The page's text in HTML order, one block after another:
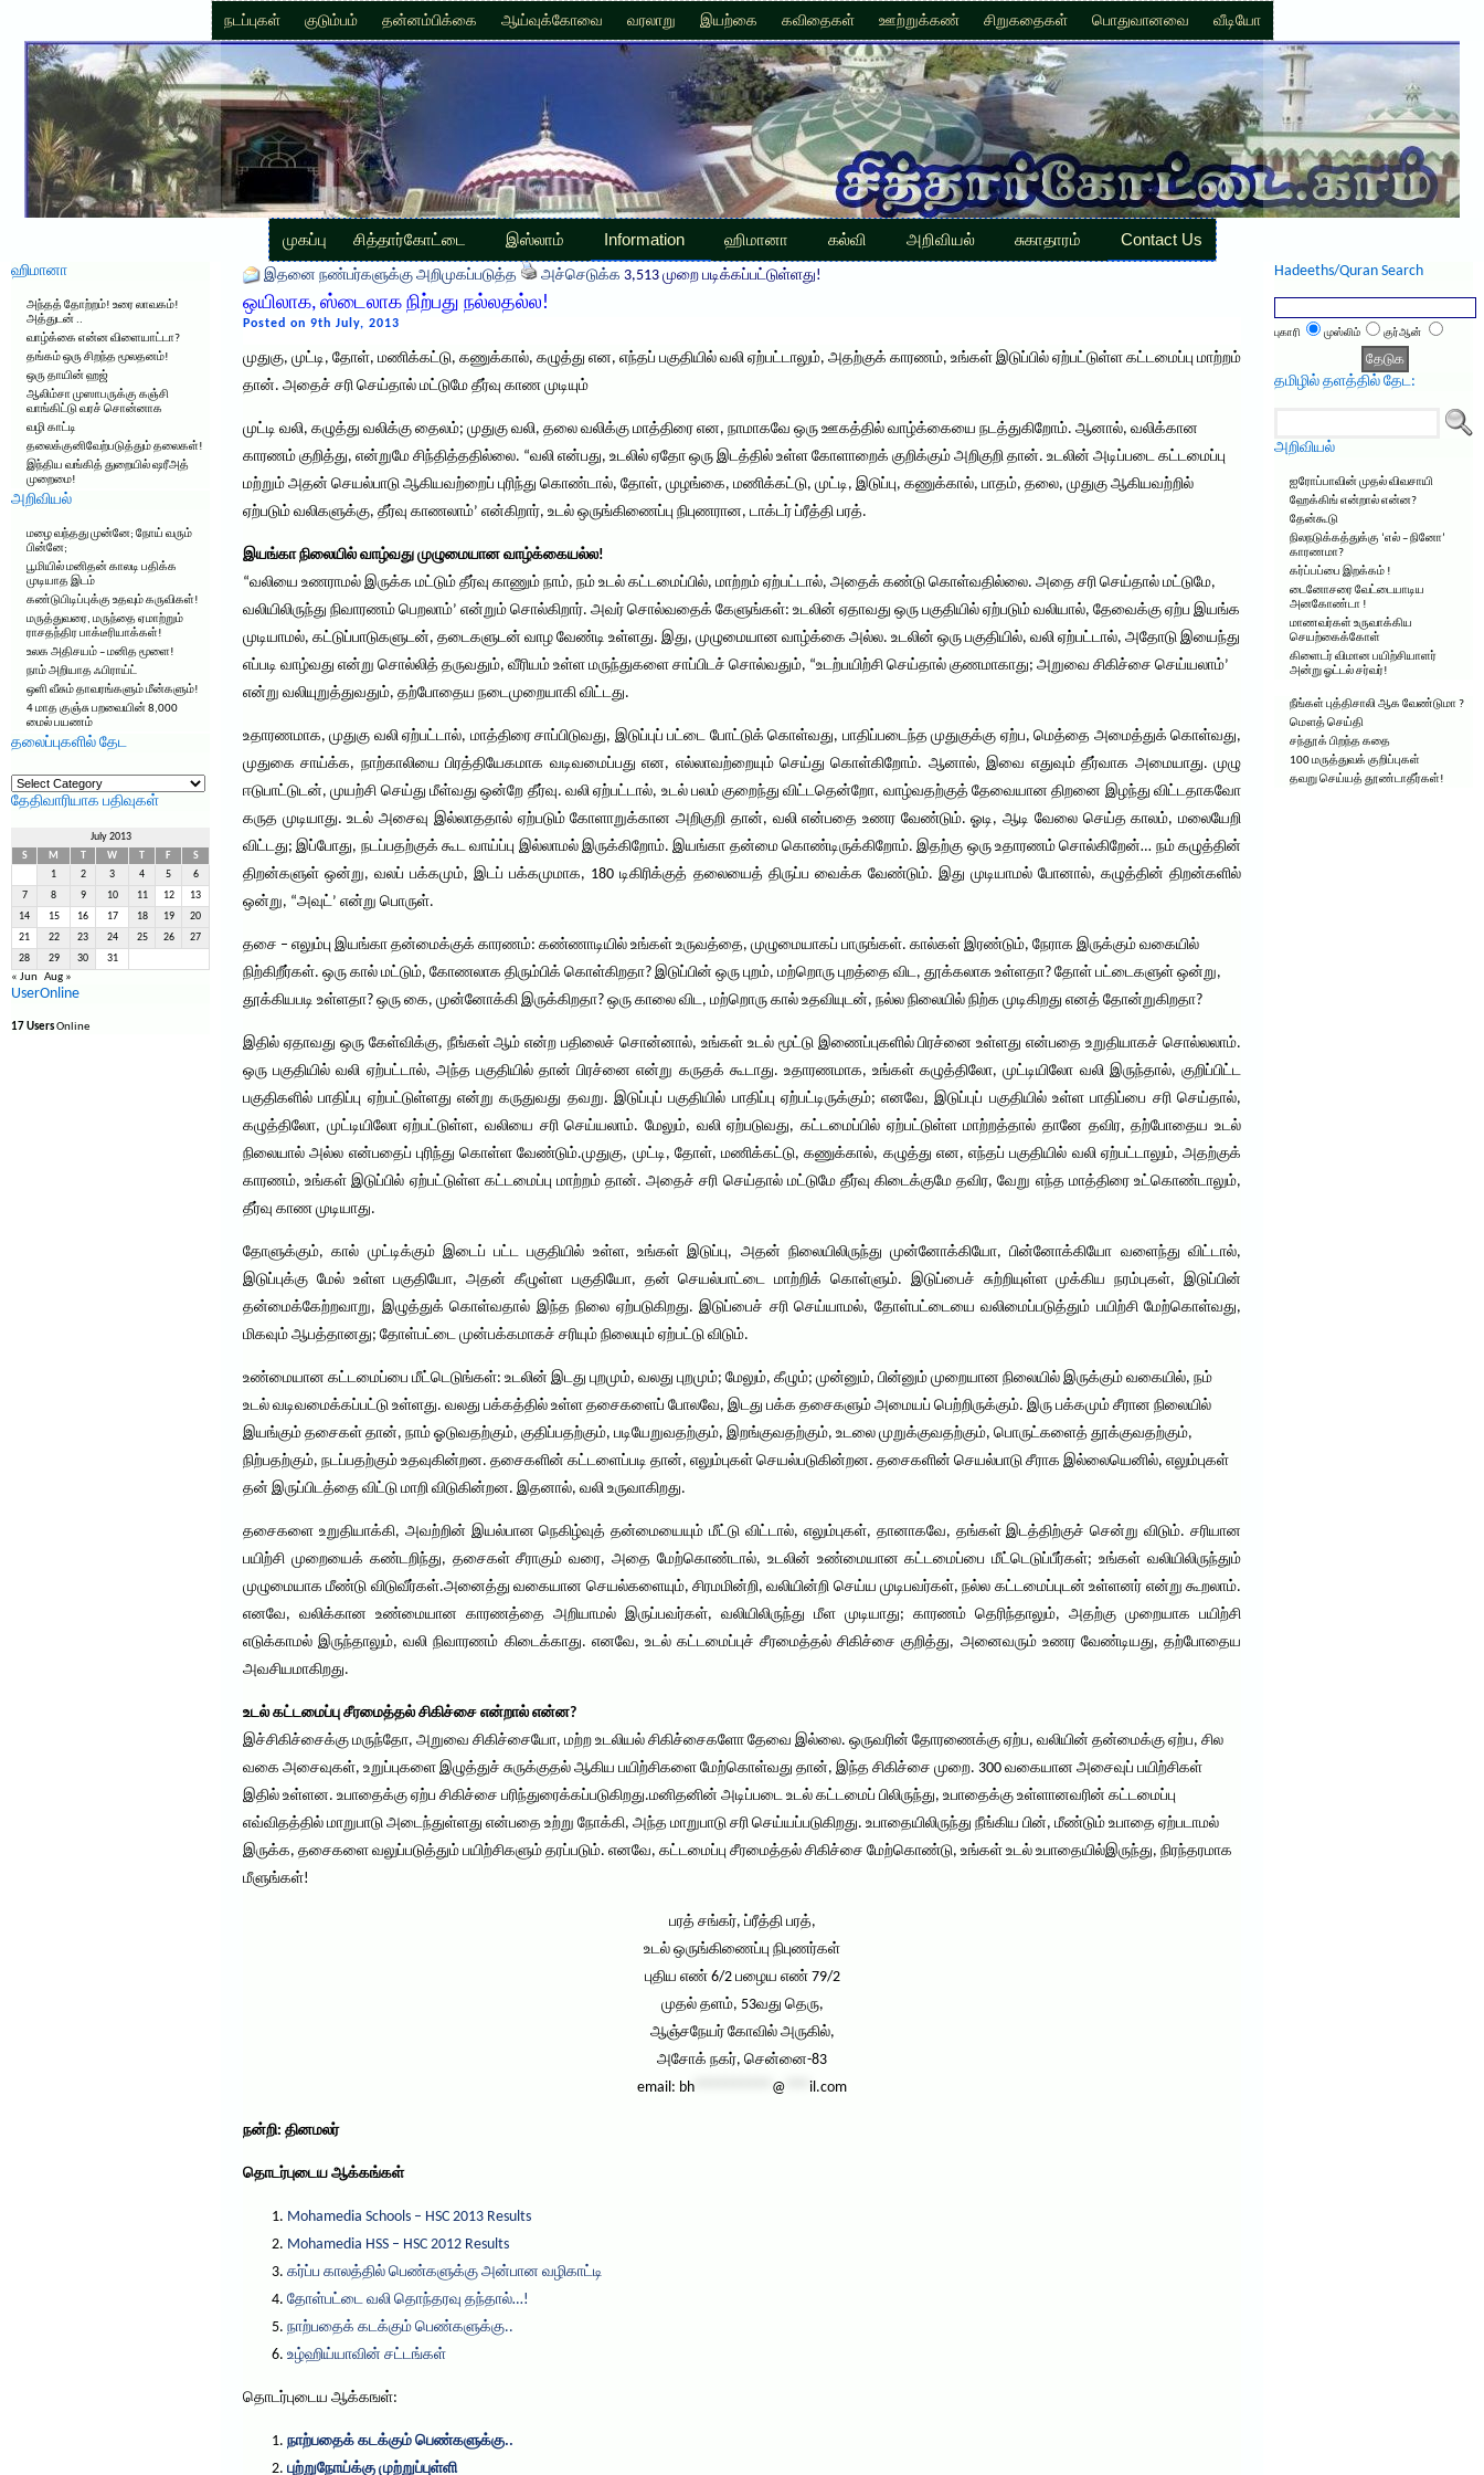
நடப்புகள் குடும்பம் தன்னம்பிக்கை ஆய்வுக்கோவை வரலாறு இயற்கை கவிதைகள் ஊற்றுக்கண் சிறுகதைகள் பொதுவானவை வீடியோ
முகப்பு சித்தார்கோட்டை இஸ்லாம் Information ஹிமானா கல்வி அறிவியல் சுகாதாரம் Contact Us
ஹிமானா
அந்தத் தோற்றம்! உரை லாவகம்!
அத்துடன் ..
வாழ்க்கை என்ன விளையாட்டா?
தங்கம் ஒரு சிறந்த மூலதனம்!
ஒரு தாயின் ஹஜ்
ஆலிம்சா முஸாபருக்கு கஞ்சி
வாங்கிட்டு வரச் சொன்னாக
வழி காட்டி
தலைக்குனிவேற்படுத்தும் தலைகள்!
இந்திய வங்கித் துறையில் ஷரீஅத்
முறைமை!
அறிவியல்
மழை வந்தது முன்னே; நோய் வரும்
பின்னே;
பூமியில் மனிதன் காலடி பதிக்க
முடியாத இடம்
கண்டுபிடிப்புக்கு உதவும் கருவிகள்!
மருத்துவரை, மருந்தை ஏமாற்றும்
ராசதந்திர பாக்டீரியாக்கள்!
உலக அதிசயம் – மனித மூளை!
நாம் அறியாத ஃபிராய்ட்
ஒளி வீசும் தாவரங்களும் மீன்களும்!
4 மாத குஞ்சு பறவையின் 8,000
மைல் பயணம்
தலைப்புகளில் தேட
தலைப்புகளில்
தேட
தேதிவாரியாக பதிவுகள்
July 2013
S
M W F
S
1
2 3 4 5 6
7 8 9 10 11 12 13
14 15 16 17 18 19 20
21 22 23 24 25 26 27
28 29 30 31
« Jun Aug »
UserOnline
17 UsersOnline
இதனை நண்பர்களுக்கு அறிமுகப்படுத்த அச்செடுக்க 3,513 முறை படிக்கப்பட்டுள்ளது!
ஒயிலாக, ஸ்டைலாக நிற்பது நல்லதல்ல!
Posted on 9th July, 2013
முதுகு, முட்டி, தோள், மணிக்கட்டு, கணுக்கால், கழுத்து என, எந்தப் பகுதியில் வலி ஏற்பட்டாலும், அதற்குக் காரணம், உங்கள் இடுப்பில் ஏற்பட்டுள்ள கட்டமைப்பு மாற்றம்
தான். அதைச் சரி செய்தால் மட்டுமே தீர்வு காண முடியும்
முட்டி வலி, கழுத்து வலிக்கு தைலம்; முதுகு வலி, தலை வலிக்கு மாத்திரை என, நாமாகவே ஒரு ஊகத்தில் வாழ்க்கையை நடத்துகிறோம். ஆனால், வலிக்கான
காரணம் குறித்து, என்றுமே சிந்தித்ததில்லை. “வலி என்பது, உடலில் ஏதோ ஒரு இடத்தில் உள்ள கோளாறைக் குறிக்கும் அறிகுறி தான். உடலின் அடிப்படை கட்டமைப்பு
மற்றும் அதன் செயல்பாடு ஆகியவற்றைப் புரிந்து கொண்டால், தோள், முழங்கை, மணிக்கட்டு, முட்டி, இடுப்பு, கணுக்கால், பாதம், தலை, முதுகு ஆகியவற்றில்
ஏற்படும் வலிகளுக்கு, தீர்வு காணலாம்’ என்கிறார், உடல் ஒருங்கிணைப்பு நிபுணரான, டாக்டர் ப்ரீத்தி பரத்.
இயங்கா நிலையில் வாழ்வது முழுமையான வாழ்க்கையல்ல!
“வலியை உணராமல் இருக்க மட்டும் தீர்வு காணும் நாம், நம் உடல் கட்டமைப்பில், மாற்றம் ஏற்பட்டால், அதைக் கண்டு கொள்வதில்லை. அதை சரி செய்தால் மட்டுமே,
வலியிலிருந்து நிவாரணம் பெறலாம்’ என்றும் சொல்கிறார். அவர் சொல்வதைக் கேளுங்கள்: உடலின் ஏதாவது ஒரு பகுதியில் ஏற்படும் வலியால், தேவைக்கு ஏற்ப இயங்க
முடியாமல், கட்டுப்பாடுகளுடன், தடைகளுடன் வாழ வேண்டி உள்ளது. இது, முழுமையான வாழ்க்கை அல்ல. உடலின் ஒரு பகுதியில், வலி ஏற்பட்டால், அதோடு இயைந்து
எப்படி வாழ்வது என்று சொல்லித் தருவதும், வீரியம் உள்ள மருந்துகளை சாப்பிடச் சொல்வதும், “உடற்பயிற்சி செய்தால் குணமாகாது; அறுவை சிகிச்சை செய்யலாம்’
என்று வலியுறுத்துவதும், தற்போதைய நடைமுறையாகி விட்டது.
உதாரணமாக, முதுகு வலி ஏற்பட்டால், மாத்திரை சாப்பிடுவது, இடுப்புப் பட்டை போட்டுக் கொள்வது, பாதிப்படைந்த முதுகுக்கு ஏற்ப, மெத்தை அமைத்துக் கொள்வது,
முதுகை சாய்க்க, நாற்காலியை பிரத்தியேகமாக வடிவமைப்பது என, எல்லாவற்றையும் செய்து கொள்கிறோம். ஆனால், இவை எதுவும் தீர்வாக அமையாது. முழு
ஈடுபாட்டுடன், முயற்சி செய்து மீள்வது ஒன்றே தீர்வு. வலி ஏற்பட்டால், உடல் பலம் குறைந்து விட்டதென்றோ, வாழ்வதற்குத் தேவையான திறனை இழந்து விட்டதாகவோ
கருத முடியாது. உடல் அசைவு இல்லாததால் ஏற்படும் கோளாறுக்கான அறிகுறி தான், வலி என்பதை உணர வேண்டும். ஓடி, ஆடி வேலை செய்த காலம், மலையேறி
விட்டது; இப்போது, நடப்பதற்குக் கூட வாய்ப்பு இல்லாமல் இருக்கிறோம். இயங்கா தன்மை கொண்டிருக்கிறோம். இதற்கு ஒரு உதாரணம் சொல்கிறேன்… நம் கழுத்தின்
திறன்களுள் ஒன்று, வலப் பக்கமும், இடப் பக்கமுமாக, 180 டிகிரிக்குத் தலையைத் திருப்ப வைக்க வேண்டும். இது முடியாமல் போனால், கழுத்தின் திறன்களில்
ஒன்று, “அவுட்’ என்று பொருள்.
தசை – எலும்பு இயங்கா தன்மைக்குக் காரணம்: கண்ணாடியில் உங்கள் உருவத்தை, முழுமையாகப் பாருங்கள். கால்கள் இரண்டும், நேராக இருக்கும் வகையில்
நிற்கிறீர்கள். ஒரு கால் மட்டும், கோணலாக திரும்பிக் கொள்கிறதா? இடுப்பின் ஒரு புறம், மற்றொரு புறத்தை விட, தூக்கலாக உள்ளதா? தோள் பட்டைகளுள் ஒன்று,
தூக்கியபடி உள்ளதா? ஒரு கை, முன்னோக்கி இருக்கிறதா? ஒரு காலை விட, மற்றொரு கால் உதவியுடன், நல்ல நிலையில் நிற்க முடிகிறது எனத் தோன்றுகிறதா?
இதில் ஏதாவது ஒரு கேள்விக்கு, நீங்கள் ஆம் என்ற பதிலைச் சொன்னால், உங்கள் உடல் மூட்டு இணைப்புகளில் பிரச்னை உள்ளது என்பதை உறுதியாகச் சொல்லலாம்.
ஒரு பகுதியில் வலி ஏற்பட்டால், அந்த பகுதியில் தான் பிரச்னை என்று கருதக் கூடாது. உதாரணமாக, உங்கள் கழுத்திலோ, முட்டியிலோ வலி இருந்தால், குறிப்பிட்ட
பகுதிகளில் பாதிப்பு ஏற்பட்டுள்ளது என்று கருதுவது தவறு. இடுப்புப் பகுதியில் பாதிப்பு ஏற்பட்டிருக்கும்; எனவே, இடுப்புப் பகுதியில் உள்ள பாதிப்பை சரி செய்தால்,
கழுத்திலோ, முட்டியிலோ ஏற்பட்டுள்ள, வலியை சரி செய்யலாம். மேலும், வலி ஏற்படுவது, கட்டமைப்பில் ஏற்பட்டுள்ள மாற்றத்தால் தானே தவிர, தற்போதைய உடல்
நிலையால் அல்ல என்பதைப் புரிந்து கொள்ள வேண்டும்.முதுகு, முட்டி, தோள், மணிக்கட்டு, கணுக்கால், கழுத்து என, எந்தப் பகுதியில் வலி ஏற்பட்டாலும், அதற்குக்
காரணம், உங்கள் இடுப்பில் ஏற்பட்டுள்ள கட்டமைப்பு மாற்றம் தான். அதைச் சரி செய்தால் மட்டுமே தீர்வு கிடைக்குமே தவிர, வேறு எந்த மாத்திரை உட்கொண்டாலும்,
தீர்வு காண முடியாது.
தோளுக்கும், கால் முட்டிக்கும் இடைப் பட்ட பகுதியில் உள்ள, உங்கள் இடுப்பு, அதன் நிலையிலிருந்து முன்னோக்கியோ, பின்னோக்கியோ வளைந்து விட்டால்,
இடுப்புக்கு மேல் உள்ள பகுதியோ, அதன் கீழுள்ள பகுதியோ, தன் செயல்பாட்டை மாற்றிக் கொள்ளும். இடுப்பைச் சுற்றியுள்ள முக்கிய நரம்புகள், இடுப்பின்
தன்மைக்கேற்றவாறு, இழுத்துக் கொள்வதால் இந்த நிலை ஏற்படுகிறது. இடுப்பைச் சரி செய்யாமல், தோள்பட்டையை வலிமைப்படுத்தும் பயிற்சி மேற்கொள்வது,
மிகவும் ஆபத்தானது; தோள்பட்டை முன்பக்கமாகச் சரியும் நிலையும் ஏற்பட்டு விடும்.
உண்மையான கட்டமைப்பை மீட்டெடுங்கள்: உடலின் இடது புறமும், வலது புறமும்; மேலும், கீழும்; முன்னும், பின்னும் முறையான நிலையில் இருக்கும் வகையில், நம்
உடல் வடிவமைக்கப்பட்டு உள்ளது. வலது பக்கத்தில் உள்ள தசைகளைப் போலவே, இடது பக்க தசைகளும் அமையப் பெற்றிருக்கும். இரு பக்கமும் சீரான நிலையில்
இயங்கும் தசைகள் தான், நாம் ஓடுவதற்கும், குதிப்பதற்கும், படியேறுவதற்கும், இறங்குவதற்கும், உடலை முறுக்குவதற்கும், பொருட்களைத் தூக்குவதற்கும்,
நிற்பதற்கும், நடப்பதற்கும் உதவுகின்றன. தசைகளின் கட்டளைப்படி தான், எலும்புகள் செயல்படுகின்றன. தசைகளின் செயல்பாடு சீராக இல்லையெனில், எலும்புகள்
தன் இருப்பிடத்தை விட்டு மாறி விடுகின்றன. இதனால், வலி உருவாகிறது.
தசைகளை உறுதியாக்கி, அவற்றின் இயல்பான நெகிழ்வுத் தன்மையையும் மீட்டு விட்டால், எலும்புகள், தானாகவே, தங்கள் இடத்திற்குச் சென்று விடும். சரியான
பயிற்சி முறையைக் கண்டறிந்து, தசைகள் சீராகும் வரை, அதை மேற்கொண்டால், உடலின் உண்மையான கட்டமைப்பை மீட்டெடுப்பீர்கள்; உங்கள் வலியிலிருந்தும்
முழுமையாக மீண்டு விடுவீர்கள்.அனைத்து வகையான செயல்களையும், சிரமமின்றி, வலியின்றி செய்ய முடிபவர்கள், நல்ல கட்டமைப்புடன் உள்ளனர் என்று கூறலாம்.
எனவே, வலிக்கான உண்மையான காரணத்தை அறியாமல் இருப்பவர்கள், வலியிலிருந்து மீள முடியாது; காரணம் தெரிந்தாலும், அதற்கு முறையாக பயிற்சி
எடுக்காமல் இருந்தாலும், வலி நிவாரணம் கிடைக்காது. எனவே, உடல் கட்டமைப்புச் சீரமைத்தல் சிகிச்சை குறித்து, அனைவரும் உணர வேண்டியது, தற்போதைய
அவசியமாகிறது.
உடல் கட்டமைப்பு சீரமைத்தல் சிகிச்சை என்றால் என்ன?
இச்சிகிச்சைக்கு மருந்தோ, அறுவை சிகிச்சையோ, மற்ற உடலியல் சிகிச்சைகளோ தேவை இல்லை. ஒருவரின் தோரணைக்கு ஏற்ப, வலியின் தன்மைக்கு ஏற்ப, சில
வகை அசைவுகள், உறுப்புகளை இழுத்துச் சுருக்குதல் ஆகிய பயிற்சிகளை மேற்கொள்வது தான், இந்த சிகிச்சை முறை. 300 வகையான அசைவுப் பயிற்சிகள்
இதில் உள்ளன. உபாதைக்கு ஏற்ப சிகிச்சை பரிந்துரைக்கப்படுகிறது.மனிதனின் அடிப்படை உடல் கட்டமைப் பிலிருந்து, உபாதைக்கு உள்ளானவரின் கட்டமைப்பு
எவ்விதத்தில் மாறுபாடு அடைந்துள்ளது என்பதை உற்று நோக்கி, அந்த மாறுபாடு சரி செய்யப்படுகிறது. உபாதையிலிருந்து நீங்கிய பின், மீண்டும் உபாதை ஏற்படாமல்
இருக்க, தசைகளை வலுப்படுத்தும் பயிற்சிகளும் தரப்படும். எனவே, கட்டமைப்பு சீரமைத்தல் சிகிச்சை மேற்கொண்டு, உங்கள் உடல் உபாதையில்இருந்து, நிரந்தரமாக
மீளுங்கள்!
பரத் சங்கர், ப்ரீத்தி பரத்,
உடல் ஒருங்கிணைப்பு நிபுணர்கள்
புதிய எண் 6/2 பழைய எண் 79/2
முதல் தளம், 53வது தெரு,
ஆஞ்சநேயர் கோவில் அருகில்,
அசோக் நகர், சென்னை-83
email: bh @ il.com
நன்றி: தினமலர்
தொடர்புடைய ஆக்கங்கள்
Mohamedia Schools – HSC 2013 Results
Mohamedia HSS – HSC 2012 Results
கர்ப்ப காலத்தில் பெண்களுக்கு அன்பான வழிகாட்டி
தோள்பட்டை வலி தொந்தரவு தந்தால்…!
நாற்பதைக் கடக்கும் பெண்களுக்கு..
உழ்ஹிய்யாவின் சட்டங்கள்
தொடர்புடைய ஆக்கஙள்:
நாற்பதைக் கடக்கும் பெண்களுக்கு..
புற்றுநோய்க்கு முற்றுப்புள்ளி
Hadeeths/Quran Search
புகாரி முஸ்லிம் குர்ஆன்
தமிழில் தளத்தில் தேட:
அறிவியல்
ஐரோப்பாவின் முதல் விவசாயி
ஹேக்கிங் என்றால் என்ன?
தேன்கூடு
நிலநடுக்கத்துக்கு ‘எல் – நினோ’
காரணமா?
கர்ப்பப்பை இறக்கம் !
டைனோசரை வேட்டையாடிய
அனகோண்டா !
மாணவர்கள் உருவாக்கிய
செயற்கைக்கோள்
கிளைடர் விமான பயிற்சியாளர்
அன்று ஓட்டல் சர்வர்!
நீங்கள் புத்திசாலி ஆக வேண்டுமா ?
மௌத் செய்தி
சந்தூக் பிறந்த கதை
100 மருத்துவக் குறிப்புகள்
தவறு செய்யத் தூண்டாதீர்கள்!